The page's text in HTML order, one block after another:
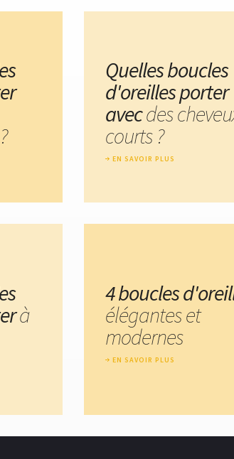
Quelles boucles
d'oreilles porter
avecdes
courts ?
EN SAVOIR PLUS
à
4 boucles
élégantes et
modernes
EN SAVOIR PLUS